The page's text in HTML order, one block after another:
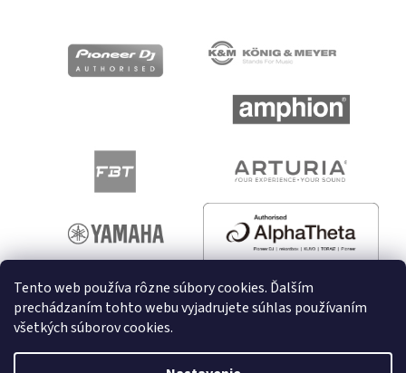
Tento web používa rôzne súbory cookies. Ďalším
prechádzaním tohto webu vyjadrujete súhlas používaním
všetkých súborov cookies.
Vytvoril Shoptet